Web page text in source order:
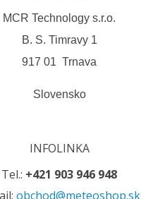
MCR Technology s.r.o.
B. S. Timravy 1
917 01 Trnava
Slovensko
INFOLINKA
Tel.: +421 903 946 948
obchod@meteoshop.sk